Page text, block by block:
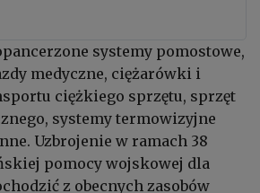
systemy pomostowe,
medyczne, ciężarówki i
ciężkiego sprzętu, sprzęt
systemy termowizyjne
Uzbrojenie w ramach 38
pomocy wojskowej dla
z obecnych zasobów